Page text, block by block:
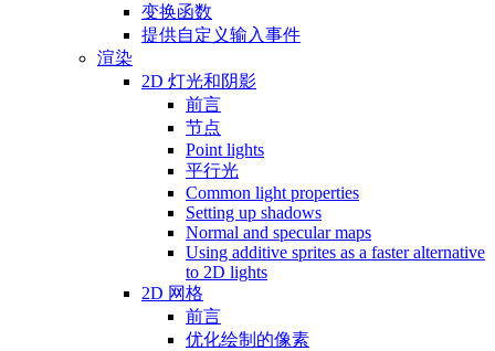
变换函数
提供自定义输入事件
渲染
2D 灯光和阴影
前言
节点
Point lights
平行光
Common light properties
Setting up shadows
Normal and specular maps
Using additive sprites as a faster alternative
to 2D lights
2D 网格
前言
优化绘制的像素